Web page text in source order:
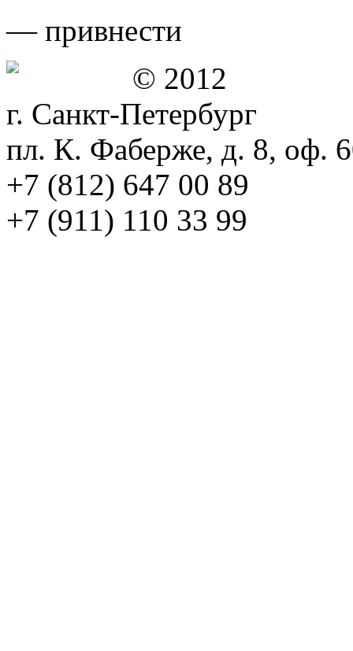
— привнести
© 2012
г. Санкт-Петербург
пл. К. Фаберже, д. 8, оф.
+7 (812) 647 00 89
+7 (911) 110 33 99